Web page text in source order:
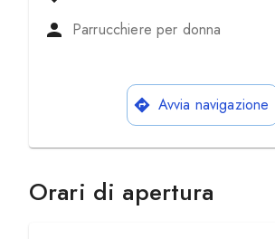
Parrucchiere per donna
Avvia navigazione
Orari di apertura